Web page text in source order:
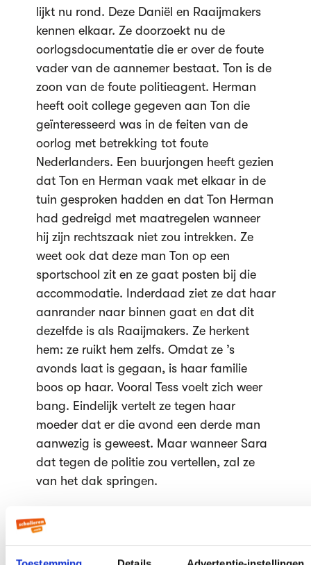
lijkt nu rond. Deze Daniël en Raaijmakers
kennen elkaar. Ze doorzoekt nu de
oorlogsdocumentatie die er over de foute
vader van de aannemer bestaat. Ton is de
zoon van de foute politieagent. Herman
heeft ooit college gegeven aan Ton die
geïnteresseerd was in de feiten van de
oorlog met betrekking tot foute
Nederlanders. Een buurjongen heeft gezien
dat Ton en Herman vaak met elkaar in de
tuin gesproken hadden en dat Ton Herman
had gedreigd met maatregelen wanneer
hij zijn rechtszaak niet zou intrekken. Ze
weet ook dat deze man Ton op een
sportschool zit en ze gaat posten bij die
accommodatie. Inderdaad ziet ze dat haar
aanrander naar binnen gaat en dat dit
dezelfde is als Raaijmakers. Ze herkent
hem: ze ruikt hem zelfs. Omdat ze ’s
avonds laat is gegaan, is haar familie
boos op haar. Vooral Tess voelt zich weer
bang. Eindelijk vertelt ze tegen haar
moeder dat er die avond een derde man
aanwezig is geweest. Maar wanneer Sara
dat tegen de politie zou vertellen, zal ze
van het dak springen.
Moeder en dochter gaan samen naar
Amerika om de graduation van Mich bij te